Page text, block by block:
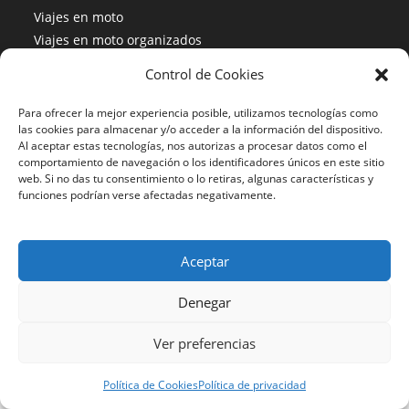
Control de Cookies
Para ofrecer la mejor experiencia posible, utilizamos tecnologías como
las cookies para almacenar y/o acceder a la información del dispositivo.
Al aceptar estas tecnologías, nos autorizas a procesar datos como el
comportamiento de navegación o los identificadores únicos en este sitio
web. Si no das tu consentimiento o lo retiras, algunas características y
funciones podrían verse afectadas negativamente.
Aceptar
Denegar
Ver preferencias
Política de CookiesPolítica de privacidad
Viajes en moto
Viajes en moto organizados
Más Visto
Viajes en moto India
Viajes en moto Nicaragua
Viajes en moto América
633 24 27 26